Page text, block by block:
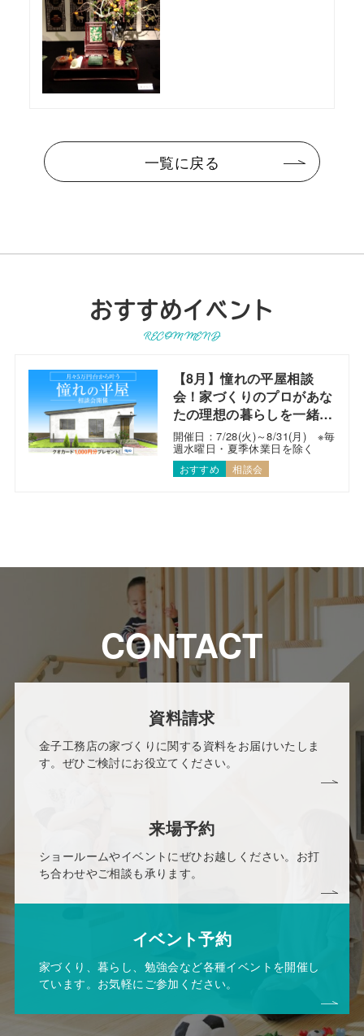
一覧に戻る
おすすめイベント
RECOMMEND
【8月】憧れの平屋相談
会！家づくりのプロがあな
たの理想の暮らしを一緒に
考えます！
開催日：7/28(火)～8/31(月) ※毎
週水曜日・夏季休業日を除く
おすすめ 相談会
CONTACT
資料請求
金子工務店の家づくりに関する資料をお届けいたしま
す。ぜひご検討にお役立てください。
来場予約
ショールームやイベントにぜひお越しください。お打
ち合わせやご相談も承ります。
イベント予約
家づくり、暮らし、勉強会など各種イベントを開催し
ています。お気軽にご参加ください。